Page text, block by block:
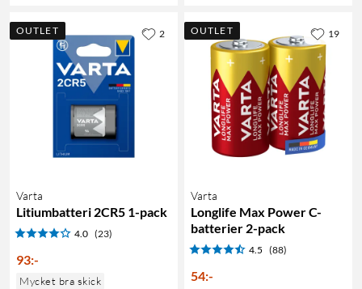
OUTLET
Varta
Litiumbatteri 2CR5 1-pack
4.0 (23)
93:-
Mycket bra skick
2 OUTLET
Varta
Longlife Max Power C-
batterier 2-pack
4.5 (88)
54:-
19